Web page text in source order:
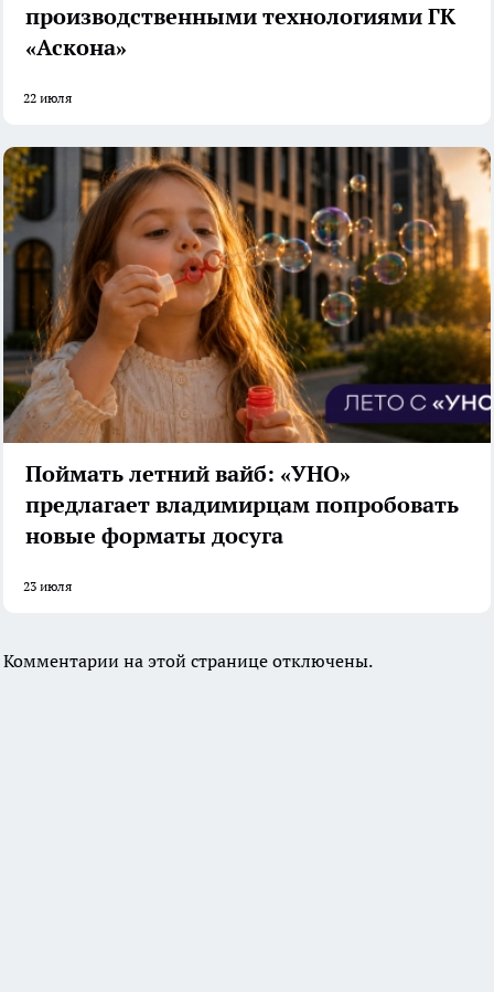
производственными технологиями ГК
«Аскона»
22 июля
Поймать летний вайб: «УНО»
предлагает владимирцам попробовать
новые форматы досуга
23 июля
Комментарии на этой странице отключены.